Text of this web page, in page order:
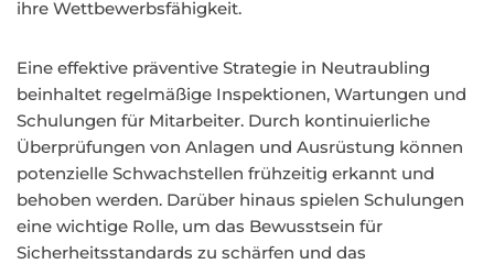
ihre Wettbewerbsfähigkeit.
Eine effektive präventive Strategie in Neutraubling
beinhaltet regelmäßige Inspektionen, Wartungen und
Schulungen für Mitarbeiter. Durch kontinuierliche
Überprüfungen von Anlagen und Ausrüstung können
potenzielle Schwachstellen frühzeitig erkannt und
behoben werden. Darüber hinaus spielen Schulungen
eine wichtige Rolle, um das Bewusstsein für
Sicherheitsstandards zu schärfen und das